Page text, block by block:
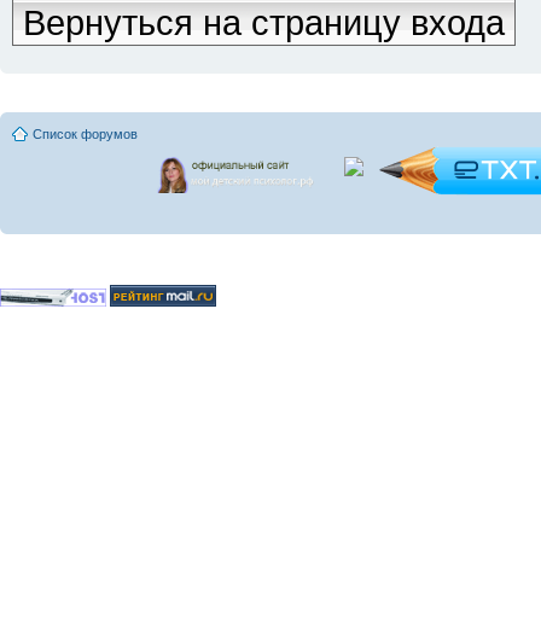
Вернуться на страницу входа
Список форумов